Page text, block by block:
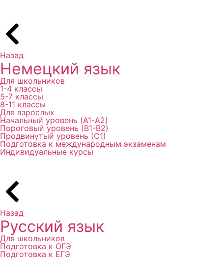
Назад
Немецкий язык
Для школьников
1-4 классы
5-7 классы
8-11 классы
Для взрослых
Начальный уровень (А1-А2)
Пороговый уровень (В1-В2)
Продвинутый уровень (С1)
Подготовка к международным экзаменам
Индивидуальные курсы
Назад
Русский язык
Для школьников
Подготовка к ОГЭ
Подготовка к ЕГЭ